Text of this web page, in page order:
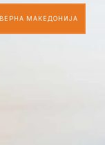
МАКЕДОНИЈА